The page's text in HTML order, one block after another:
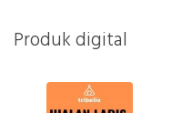
Produk digital